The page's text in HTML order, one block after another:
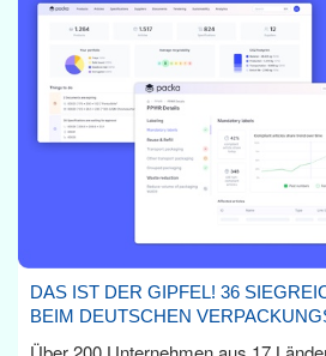
DAS IST DER GIPFEL! 36
BEIM DEUTSCHEN